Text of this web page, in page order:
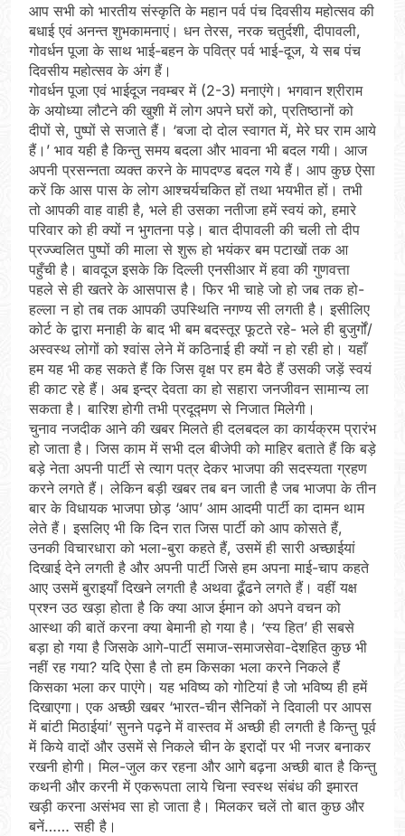
आप सभी को भारतीय संस्कृति के महान पर्व पंच दिवसीय महोत्सव की
बधाई एवं अनन्त शुभकामनाएं। धन तेरस, नरक चतुर्दशी, दीपावली,
गोवर्धन पूजा के साथ भाई-बहन के पवित्र पर्व भाई-दूज, ये सब पंच
दिवसीय महोत्सव के अंग हैं।
गोवर्धन पूजा एवं भाईदूज नवम्बर में (2-3) मनाएंगे। भगवान श्रीराम
के अयोध्या लौटने की खुशी में लोग अपने घरों को, प्रतिष्ठानों को
दीपों से, पुष्पों से सजाते हैं। ‘बजा दो दोल स्वागत में, मेरे घर राम आये
हैं।’ भाव यही है किन्तु समय बदला और भावना भी बदल गयी। आज
अपनी प्रसन्नता व्यक्त करने के मापदण्ड बदल गये हैं। आप कुछ ऐसा
करें कि आस पास के लोग आश्चर्यचकित हों तथा भयभीत हों। तभी
तो आपकी वाह वाही है, भले ही उसका नतीजा हमें स्वयं को, हमारे
परिवार को ही क्यों न भुगतना पड़े। बात दीपावली की चली तो दीप
प्रज्ज्वलित पुष्पों की माला से शुरू हो भयंकर बम पटाखों तक आ
पहुँची है। बावदूज इसके कि दिल्ली एनसीआर में हवा की गुणवत्ता
पहले से ही खतरे के आसपास है। फिर भी चाहे जो हो जब तक हो-
हल्ला न हो तब तक आपकी उपस्थिति नगण्य सी लगती है। इसीलिए
कोर्ट के द्वारा मनाही के बाद भी बम बदस्तूर फूटते रहे- भले ही बुजुर्गों/
अस्वस्थ लोगों को श्वांस लेने में कठिनाई ही क्यों न हो रही हो। यहाँ
हम यह भी कह सकते हैं कि जिस वृक्ष पर हम बैठे हैं उसकी जड़ें स्वयं
ही काट रहे हैं। अब इन्द्र देवता का हो सहारा जनजीवन सामान्य ला
सकता है। बारिश होगी तभी प्रदूद्मण से निजात मिलेगी।
चुनाव नजदीक आने की खबर मिलते ही दलबदल का कार्यक्रम प्रारंभ
हो जाता है। जिस काम में सभी दल बीजेपी को माहिर बताते हैं कि बड़े
बड़े नेता अपनी पार्टी से त्याग पत्र देकर भाजपा की सदस्यता ग्रहण
करने लगते हैं। लेकिन बड़ी खबर तब बन जाती है जब भाजपा के तीन
बार के विधायक भाजपा छोड़ ‘आप’ आम आदमी पार्टी का दामन थाम
लेते हैं। इसलिए भी कि दिन रात जिस पार्टी को आप कोसते हैं,
उनकी विचारधारा को भला-बुरा कहते हैं, उसमें ही सारी अच्छाईयां
दिखाई देने लगती है और अपनी पार्टी जिसे हम अपना माई-चाप कहते
आए उसमें बुराइयाँ दिखने लगती है अथवा ढूँढने लगते हैं। वहीं यक्ष
प्रश्न उठ खड़ा होता है कि क्या आज ईमान को अपने वचन को
आस्था की बातें करना क्या बेमानी हो गया है। ‘स्य हित’ ही सबसे
बड़ा हो गया है जिसके आगे-पार्टी समाज-समाजसेवा-देशहित कुछ भी
नहीं रह गया? यदि ऐसा है तो हम किसका भला करने निकले हैं
किसका भला कर पाएंगे। यह भविष्य को गोटियां है जो भविष्य ही हमें
दिखाएगा। एक अच्छी खबर ‘भारत-चीन सैनिकों ने दिवाली पर आपस
में बांटी मिठाईयां’ सुनने पढ़ने में वास्तव में अच्छी ही लगती है किन्तु पूर्व
में किये वादों और उसमें से निकले चीन के इरादों पर भी नजर बनाकर
रखनी होगी। मिल-जुल कर रहना और आगे बढ़ना अच्छी बात है किन्तु
कथनी और करनी में एकरूपता लाये चिना स्वस्थ संबंध की इमारत
खड़ी करना असंभव सा हो जाता है। मिलकर चलें तो बात कुछ और
बनें…… सही है।